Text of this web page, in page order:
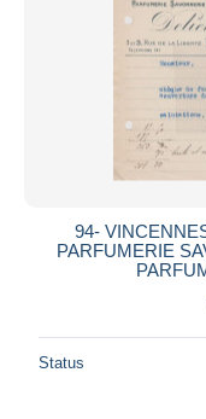
94-
PARFUMERIE
Status